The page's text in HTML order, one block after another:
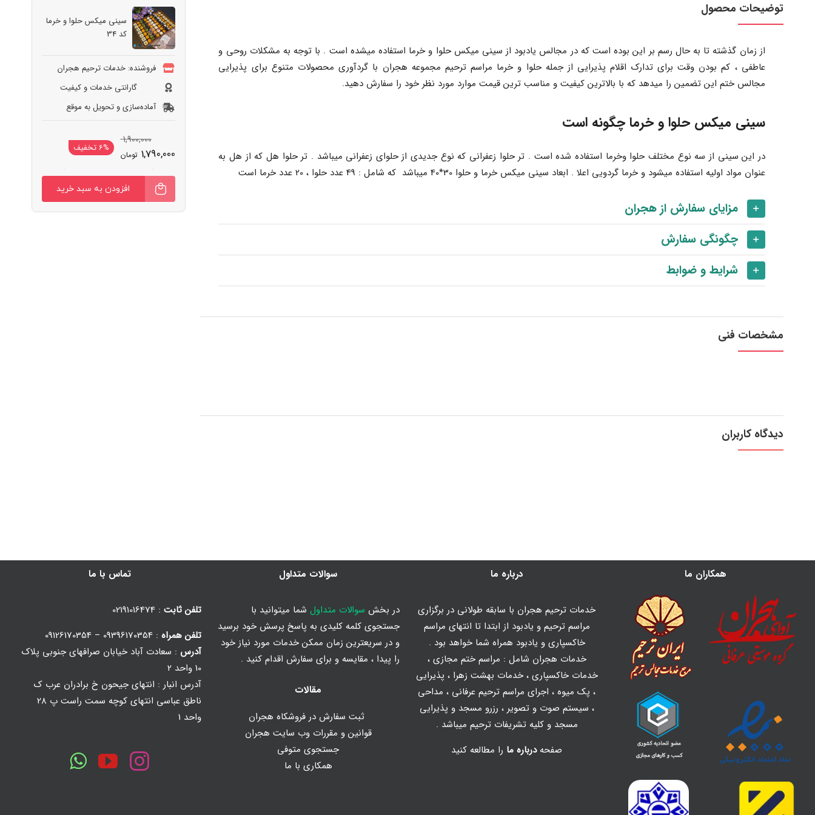
توضیحات محصول
از زمان گذشته تا به حال رسم بر این بوده است که در مجالس یادبود از سینی میکس حلوا و خرما استفاده میشده است . با توجه به مشکلات روحی و
عاطفی ، کم بودن وقت برای تدارک اقلام پذیرایی از جمله حلوا و خرما مراسم ترحیم مجموعه هجران با گردآوری محصولات متنوع برای پذیرایی
مجالس ختم این تضمین را میدهد که با بالاترین کیفیت و مناسب ترین قیمت موارد مورد نظر خود را سفارش دهید.
سینی میکس حلوا و خرما چگونه است
در این سینی از سه نوع مختلف حلوا وخرما استفاده شده است . تر حلوا زعفرانی که نوع جدیدی از حلوای زعفرانی میباشد . تر حلوا هل که از هل به
عنوان مواد اولیه استفاده میشود و خرما گردویی اعلا . ابعاد سینی میکس خرما و حلوا 30*40 میباشد که شامل : 49 عدد حلوا ، 20 عدد خرما است
مزایای سفارش از هجران
چگونگی سفارش
شرایط و ضوابط
سینی میکس حلوا و خرما
کد 34
فروشنده: خدمات ترحیم هجران
گارانتی خدمات و کیفیت
آماده‌سازی و تحویل به‌ موقع
1,900,000
قیمت
اصلی:
1,900,000 تومان
1,790,000 تومان
قیمت
فعلی:
1,790,000 تومان.
6% تخفیف
سینی
میکس
حلوا
افزودن به سبد خرید
مشخصات فنی
دیدگاه کاربران
همکاران ما درباره ما
خدمات ترحیم هجران با سابقه طولانی در برگزاری
مراسم ترحیم و یادبود از ابتدا تا انتهای مراسم
خاکسپاری و یادبود همراه شما خواهد بود .
خدمات هجران شامل : مراسم ختم مجازی ،
خدمات خاکسپاری ،خدمات بهشت زهرا ، پذیرایی
، پک میوه، اجرای مراسم ترحیم عرفانی ، مداحی
، سیستم صوت و تصویر ، رزرو مسجد و پذیرایی
مسجد و کلیه تشریفات ترحیم میباشد .
صفحهدرباره ما را مطالعه کنید
سوالات متداول
در بخش سوالات متداولشما میتوانید با
جستجوی کلمه کلیدی به پاسخ پرسش خود برسید
و در سریعترین زمان ممکن خدمات مورد نیاز خود
را پیدا ، مقایسه و برای سفارش اقدام کنید .
مقالات
ثبت سفارش در فروشکاه هجران
قوانین و مقررات وب سایت هجران
جستجوی متوفی
همکاری با ما
تماس با ما
تلفن ثابت : 02191016474
تلفن همراه : 09396170354 – 09126170354
آدرس : سعادت آباد خیابان صرافهای جنوبی پلاک
10 واحد 2
آدرس انبار : انتهای جیحون خ برادران عرب ک
ناطق عباسی انتهای کوچه سمت راست پ 28
واحد 1